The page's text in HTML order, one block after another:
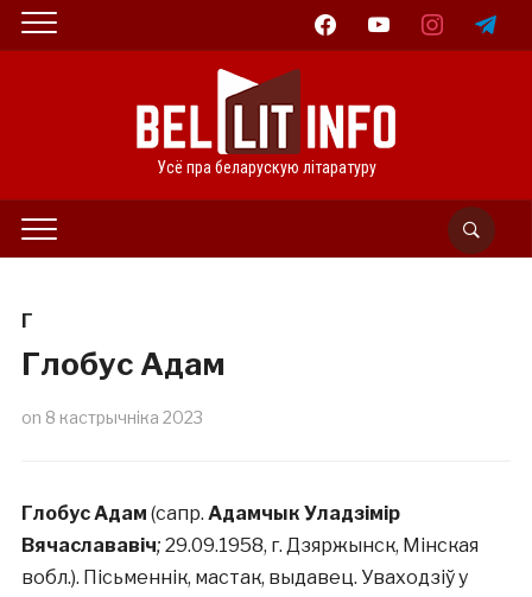
facebookyoutube instagramtelegram
Усё пра беларускую літаратуру
Г
Глобус Адам
on 8 кастрычніка 2023
Глобус Адам (сапр. Адамчык Уладзімір
Вячаслававіч; 29.09.1958, г. Дзяржынск, Мінская
вобл.). Пісьменнік, мастак, выдавец. Уваходзіў у